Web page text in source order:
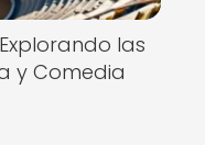
las
y Comedia